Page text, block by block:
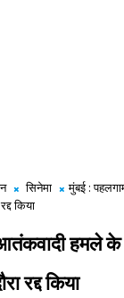
सिनेमा
मुंबई :
किया
हमले
रद्द किया